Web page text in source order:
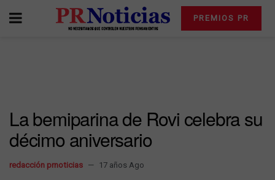
PREMIOS PR
La bemiparina de Rovi celebra su
décimo aniversario
redacción prnoticias 17 años Ago